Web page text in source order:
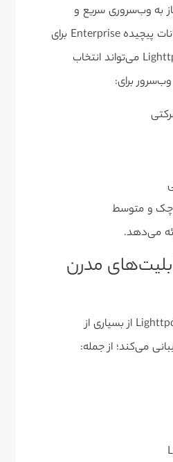
به وب‌سروری سریع و
کم‌مصرف دارد اما امکانات پیچیده Enterprise برای
شما اولویت نیست، Lighttpd می‌تواند انتخاب
برای:
و متوسط
می‌دهد.
مدرن
با وجود سبک بودن، Lighttpd از بسیاری از
می‌کند؛ از جمله: